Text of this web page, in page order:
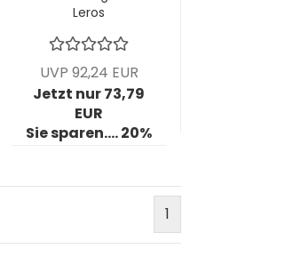
Leros
Ø225mm; 24-
Loch; Stärke
3mm; VPE: 3
Stck/Pck
UVP 92,24 EUR
Jetzt nur 73,79
EUR
Sie sparen.... 20%
1